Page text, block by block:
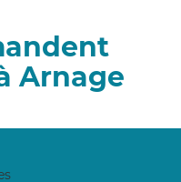
Arnage